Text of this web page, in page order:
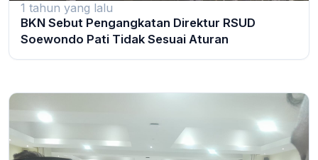
1 tahun yang lalu
BKN Sebut Pengangkatan Direktur RSUD
Soewondo Pati Tidak Sesuai Aturan